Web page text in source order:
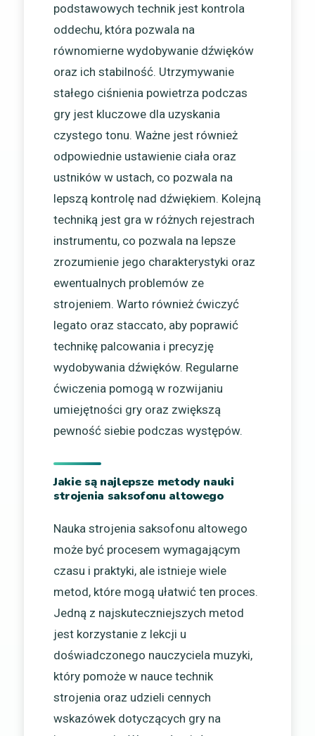
podstawowych technik jest kontrola
oddechu, która pozwala na
równomierne wydobywanie dźwięków
oraz ich stabilność. Utrzymywanie
stałego ciśnienia powietrza podczas
gry jest kluczowe dla uzyskania
czystego tonu. Ważne jest również
odpowiednie ustawienie ciała oraz
ustników w ustach, co pozwala na
lepszą kontrolę nad dźwiękiem. Kolejną
techniką jest gra w różnych rejestrach
instrumentu, co pozwala na lepsze
zrozumienie jego charakterystyki oraz
ewentualnych problemów ze
strojeniem. Warto również ćwiczyć
legato oraz staccato, aby poprawić
technikę palcowania i precyzję
wydobywania dźwięków. Regularne
ćwiczenia pomogą w rozwijaniu
umiejętności gry oraz zwiększą
pewność siebie podczas występów.
Jakie są najlepsze metody nauki
strojenia saksofonu altowego
Nauka strojenia saksofonu altowego
może być procesem wymagającym
czasu i praktyki, ale istnieje wiele
metod, które mogą ułatwić ten proces.
Jedną z najskuteczniejszych metod
jest korzystanie z lekcji u
doświadczonego nauczyciela muzyki,
który pomoże w nauce technik
strojenia oraz udzieli cennych
wskazówek dotyczących gry na